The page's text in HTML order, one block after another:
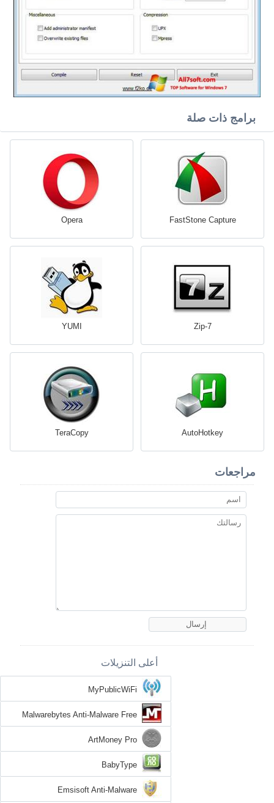
برامج ذات صلة
FastStone Capture
Opera
YUMI
AutoHotkey
TeraCopy
مراجعات
أعلى التنزيلات
MyPublicWiFi
Malwarebytes Anti-Malware Free
ArtMoney Pro
BabyType
Emsisoft Anti-Malware